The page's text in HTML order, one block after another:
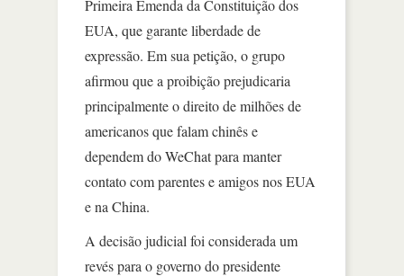
Primeira Emenda da Constituição dos
EUA, que garante liberdade de
expressão. Em sua petição, o grupo
afirmou que a proibição prejudicaria
principalmente o direito de milhões de
americanos que falam chinês e
dependem do WeChat para manter
contato com parentes e amigos nos EUA
e na China.
A decisão judicial foi considerada um
revés para o governo do presidente